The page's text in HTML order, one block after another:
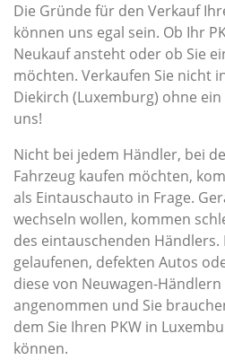
Die Gründe für den Verkauf
können uns egal sein. Ob Ihr
Neukauf ansteht oder ob Sie
möchten. Verkaufen Sie nicht
Diekirch (Luxemburg) ohne
uns!
Nicht bei jedem Händler, bei
Fahrzeug kaufen möchten,
als Eintauschauto in Frage.
wechseln wollen, kommen
des eintauschenden Händlers.
gelaufenen, defekten Autos
diese von Neuwagen-
angenommen und Sie
dem Sie Ihren PKW in
können.